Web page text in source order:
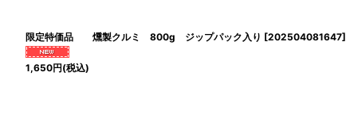
限定特価品 燻製クルミ 800g ジップパック入り [202504081647]
1,650円(税込)